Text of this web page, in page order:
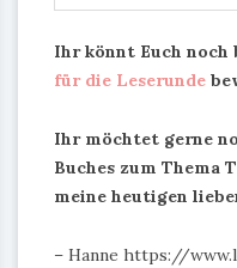
Ihr könnt Euch noch
für die Leserunde
Ihr möchtet gerne
Buches zum Thema
meine heutigen
– Hanne https://